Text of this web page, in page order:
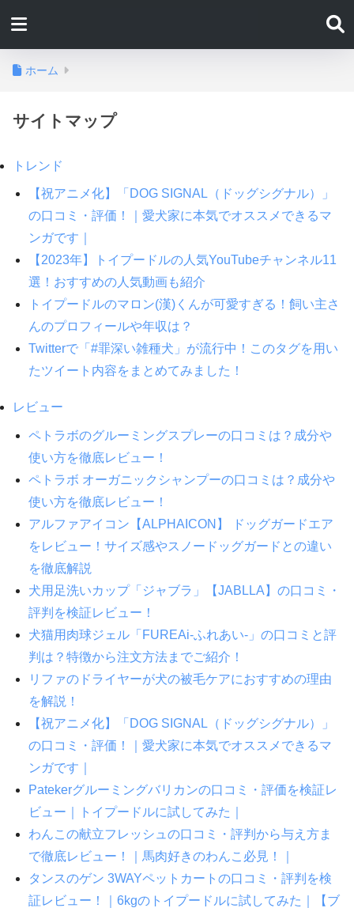
ホーム
サイトマップ
トレンド
【祝アニメ化】「DOG SIGNAL（ドッグシグナル）」
の口コミ・評価！｜愛犬家に本気でオススメできるマ
ンガです｜
【2023年】トイプードルの人気YouTubeチャンネル11
選！おすすめの人気動画も紹介
トイプードルのマロン(漢)くんが可愛すぎる！飼い主さ
んのプロフィールや年収は？
Twitterで「#罪深い雑種犬」が流行中！このタグを用い
たツイート内容をまとめてみました！
レビュー
ペトラボのグルーミングスプレーの口コミは？成分や
使い方を徹底レビュー！
ペトラボ オーガニックシャンプーの口コミは？成分や
使い方を徹底レビュー！
アルファアイコン【ALPHAICON】 ドッグガードエア
をレビュー！サイズ感やスノードッグガードとの違い
を徹底解説
犬用足洗いカップ「ジャブラ」【JABLLA】の口コミ・
評判を検証レビュー！
犬猫用肉球ジェル「FUREAi-ふれあい-」の口コミと評
判は？特徴から注文方法までご紹介！
リファのドライヤーが犬の被毛ケアにおすすめの理由
を解説！
【祝アニメ化】「DOG SIGNAL（ドッグシグナル）」
の口コミ・評価！｜愛犬家に本気でオススメできるマ
ンガです｜
Patekerグルーミングバリカンの口コミ・評価を検証レ
ビュー｜トイプードルに試してみた｜
わんこの献立フレッシュの口コミ・評判から与え方ま
で徹底レビュー！｜馬肉好きのわんこ必見！｜
タンスのゲン 3WAYペットカートの口コミ・評判を検
証レビュー！｜6kgのトイプードルに試してみた｜【ブ